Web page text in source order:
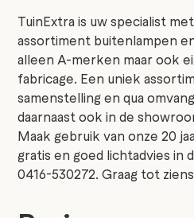
TuinExtra is uw specialist
assortiment buitenlampen
alleen A-merken maar ook
fabricage. Een uniek
samenstelling en qua
daarnaast ook in de
Maak gebruik van onze 20
gratis en goed lichtadvies in
0416-530272. Graag tot